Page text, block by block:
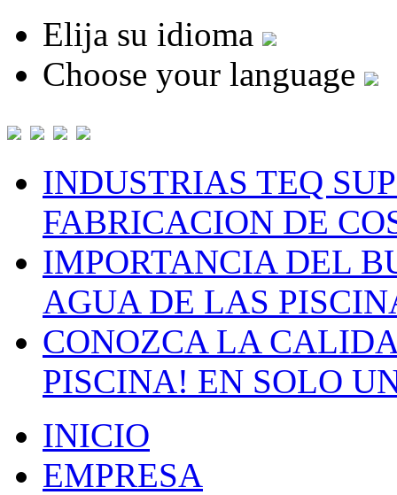
Elija su idioma
Choose your language
INDUSTRIAS TEQ
FABRICACION DE
IMPORTANCIA DEL
AGUA DE LAS
CONOZCA LA
PISCINA! EN SOLO
INICIO
EMPRESA